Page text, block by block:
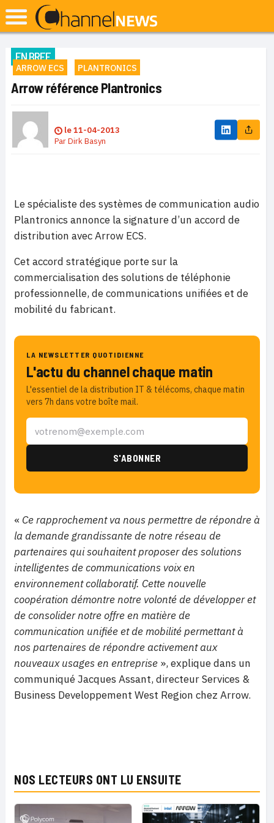
EN BREF
ARROW ECS PLANTRONICS
Arrow référence Plantronics
le11-04-2013
ParDirk Basyn
Le spécialiste des systèmes de communication audio
Plantronics annonce la signature d’un accord de
distribution avec Arrow ECS.
Cet accord stratégique porte sur la
commercialisation des solutions de téléphonie
professionnelle, de communications unifiées et de
mobilité du fabricant.
LA NEWSLETTER QUOTIDIENNE
L'actu du channel chaque matin
L'essentiel de la distribution IT & télécoms, chaque matin
vers 7h dans votre boîte mail.
« Ce rapprochement va nous permettre de répondre à
la demande grandissante de notre réseau de
partenaires qui souhaitent proposer des solutions
intelligentes de communications voix en
environnement collaboratif. Cette nouvelle
coopération démontre notre volonté de développer et
de consolider notre offre en matière de
communication unifiée et de mobilité permettant à
nos partenaires de répondre activement aux
nouveaux usages en entreprise », explique dans un
communiqué Jacques Assant, directeur Services &
Business Developpement West Region chez Arrow.
NOS LECTEURS ONT LU ENSUITE